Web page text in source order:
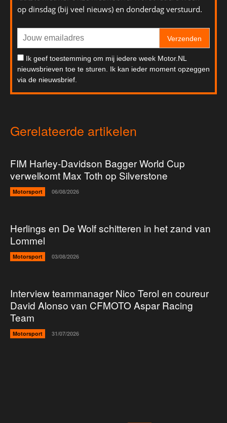
op dinsdag (bij veel nieuws) en donderdag verstuurd.
Verzenden
Ik geef toestemming om mij iedere week Motor.NL
nieuwsbrieven toe te sturen. Ik kan ieder moment opzeggen
via de nieuwsbrief.
Gerelateerde artikelen
FIM Harley-Davidson Bagger World Cup
verwelkomt Max Toth op Silverstone
Motorsport 06/08/2026
Herlings en De Wolf schitteren in het zand van
Lommel
Motorsport 03/08/2026
Interview teammanager Nico Terol en coureur
David Alonso van CFMOTO Aspar Racing
Team
Motorsport 31/07/2026